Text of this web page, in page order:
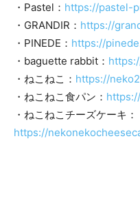
・Pastel： https://pastel-
・GRANDIR： https://
・PINEDE： https://
・baguette rabbit：
・ねこねこ： https://
・ねこねこ食パン：​
・ねこねこチーズケーキ：
https://